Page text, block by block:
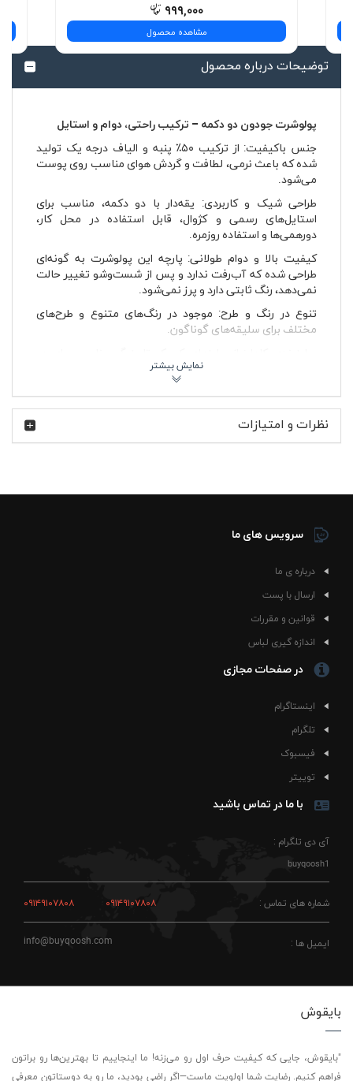
۹۹۹,۰۰۰
مشاهده محصول
توضیحات درباره محصول
پولوشرت جودون دو دکمه – ترکیب راحتی، دوام و استایل
جنس باکیفیت: از ترکیب ۵۰٪ پنبه و الیاف درجه یک تولید
شده که باعث نرمی، لطافت و گردش هوای مناسب روی پوست
می‌شود.
طراحی شیک و کاربردی: یقه‌دار با دو دکمه، مناسب برای
استایل‌های رسمی و کژوال، قابل استفاده در محل کار،
دورهمی‌ها و استفاده روزمره.
کیفیت بالا و دوام طولانی: پارچه این پولوشرت به گونه‌ای
طراحی شده که آب‌رفت ندارد و پس از شست‌وشو تغییر حالت
نمی‌دهد، رنگ ثابتی دارد و پرز نمی‌شود.
تنوع در رنگ و طرح: موجود در رنگ‌های متنوع و طرح‌های
مختلف برای سلیقه‌های گوناگون.
می‌شود، بدون ایجاد حساسیت یا احساس گرما.
با این پولوشرت، استایل شیک و راحتی را همزمان تجربه کنید!
همین حالا رنگ و سایز مورد نظر خود را انتخاب کنید و به کمد
نظرات و امتیازات
سرویس های ما
درباره ی ما
ارسال با پست
قوانین و مقررات
اندازه گیری لباس
در صفحات مجازی
اینستاگرام
تلگرام
فیسبوک
توییتر
با ما در تماس باشید
آی دی تلگرام :
buyqoosh1
شماره های تماس : ۰۹۱۴۹۱۰۷۸۰۸ ۰۹۱۴۹۱۰۷۸۰۸
ایمیل ها : info@buyqoosh.com
بایقوش
"بایقوش، جایی که کیفیت حرف اول رو می‌زنه! ما اینجاییم تا بهترین‌ها رو براتون
فراهم کنیم. رضایت شما اولویت ماست—اگر راضی بودید، ما رو به دوستاتون معرفی